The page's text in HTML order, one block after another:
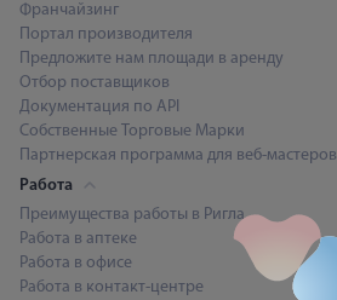
Франчайзинг
Портал производителя
Предложите нам площади в аренду
Отбор поставщиков
Документация по API
Собственные Торговые Марки
Партнерская программа для веб-мастеров
Работа
Преимущества работы в Ригла
Работа в аптеке
Работа в офисе
Работа в контакт-центре